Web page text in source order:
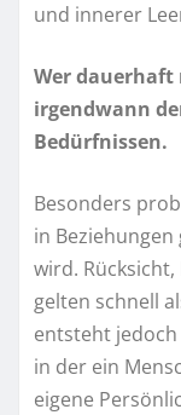
und innerer
Wer
irgendwann
Bedürfnissen.
Besonders
in
wird.
gelten schnell
entsteht jedoch
in der ein
eigene